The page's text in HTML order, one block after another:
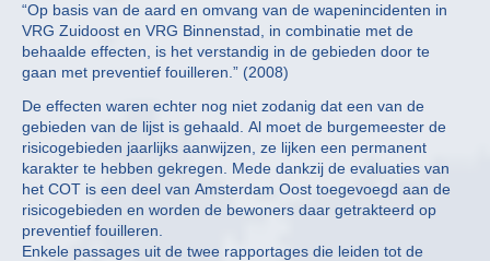
“Op basis van de aard en omvang van de wapenincidenten in
VRG Zuidoost en VRG Binnenstad, in combinatie met de
behaalde effecten, is het verstandig in de gebieden door te
gaan met preventief fouilleren.” (2008)
De effecten waren echter nog niet zodanig dat een van de
gebieden van de lijst is gehaald. Al moet de burgemeester de
risicogebieden jaarlijks aanwijzen, ze lijken een permanent
karakter te hebben gekregen. Mede dankzij de evaluaties van
het COT is een deel van Amsterdam Oost toegevoegd aan de
risicogebieden en worden de bewoners daar getrakteerd op
preventief fouilleren.
Enkele passages uit de twee rapportages die leiden tot de